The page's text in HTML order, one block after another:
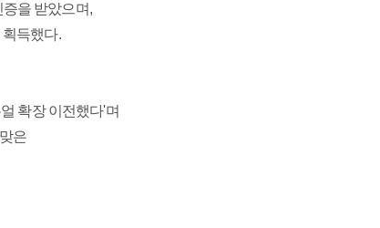
을 받았으며,
득했다.
확장 이전했다'며
은